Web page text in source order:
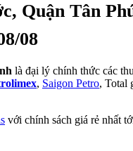
Quận Tân
08
là đại lý chính thức các
, Saigon Petro, Total
với chính sách giá rẻ nhất